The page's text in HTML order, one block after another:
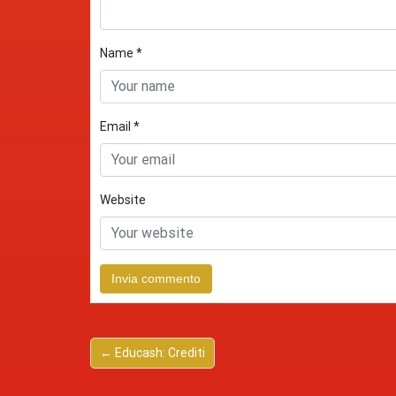
Name *
Email *
Website
← Educash: Crediti